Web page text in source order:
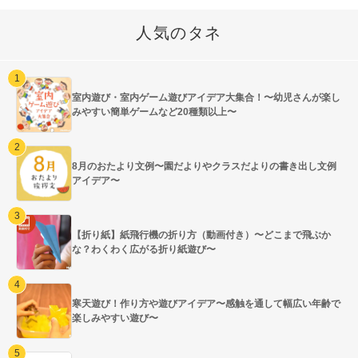
人気のタネ
室内遊び・室内ゲーム遊びアイデア大集合！〜幼児さんが楽し
みやすい簡単ゲームなど20種類以上〜
8月のおたより文例〜園だよりやクラスだよりの書き出し文例
アイデア〜
【折り紙】紙飛行機の折り方（動画付き）〜どこまで飛ぶか
な？わくわく広がる折り紙遊び〜
寒天遊び！作り方や遊びアイデア〜感触を通して幅広い年齢で
楽しみやすい遊び〜